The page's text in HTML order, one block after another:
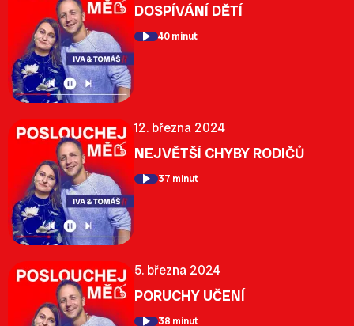
DOSPÍVÁNÍ DĚTÍ
40 minut
12. března 2024
NEJVĚTŠÍ CHYBY RODIČŮ
37 minut
5. března 2024
PORUCHY UČENÍ
38 minut